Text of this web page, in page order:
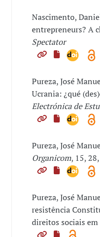
Nascimento,
entrepreneurs? A
Spectator
Pureza, José
Ucrania: ¿qué
Electrónica de
Pureza, José
Organicom, 15,
Pureza, José
resistência
direitos sociais